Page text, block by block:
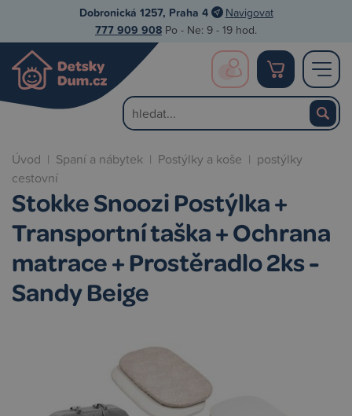
Dobronická 1257, Praha 4 Navigovat
777 909 908 Po - Ne: 9 - 19 hod.
Úvod | Spaní a nábytek | Postýlky a koše | postýlky
cestovní
Stokke Snoozi Postýlka +
Transportní taška + Ochrana
matrace + Prostěradlo 2ks -
Sandy Beige